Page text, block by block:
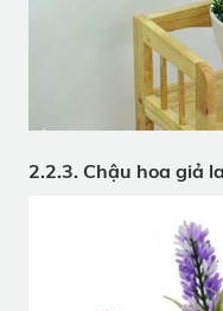
2.2.3. Chậu hoa giả